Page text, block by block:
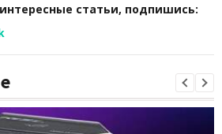
статьи, подпишись: